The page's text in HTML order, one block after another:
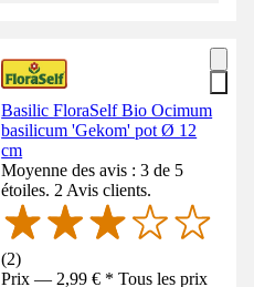
Basilic FloraSelf Bio Ocimum
basilicum 'Gekom' pot Ø 12
cm
Moyenne des avis : 3 de 5
étoiles. 2 Avis clients.
(2)
Prix — 2,99 € * Tous les prix